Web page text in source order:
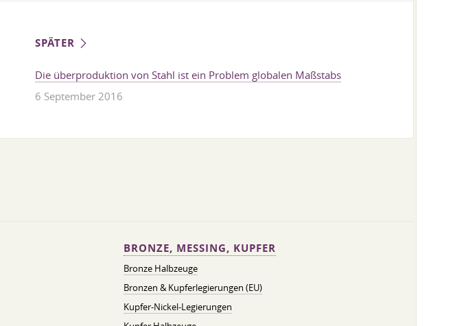
SPÄTER
Die überproduktion von Stahl ist ein Problem globalen Maßstabs
6 September 2016
BRONZE, MESSING, KUPFER
Bronze Halbzeuge
Bronzen & Kupferlegierungen (EU)
Kupfer-Nickel-Legierungen